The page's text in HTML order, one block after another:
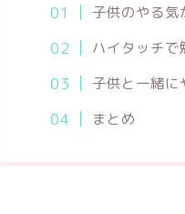
子供のやる
ハイタッチで
子供と一緒
まとめ